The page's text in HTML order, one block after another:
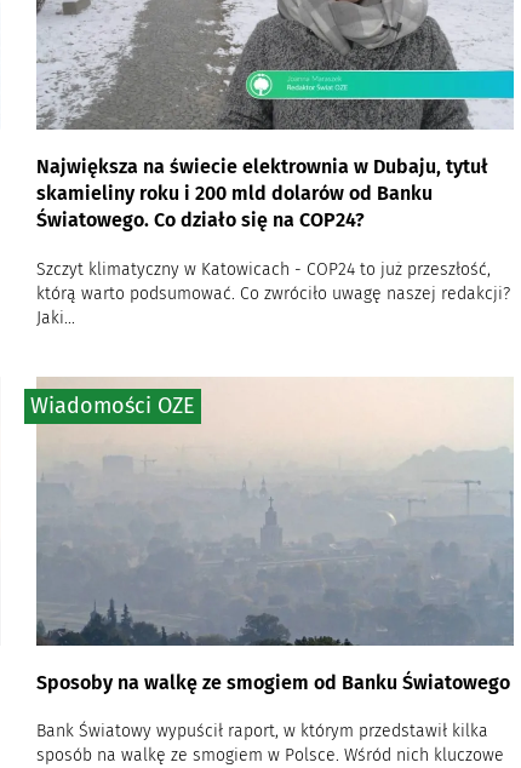
Największa na świecie elektrownia w Dubaju, tytuł
skamieliny roku i 200 mld dolarów od Banku
Światowego. Co działo się na COP24?
Szczyt klimatyczny w Katowicach - COP24 to już przeszłość,
którą warto podsumować. Co zwróciło uwagę naszej redakcji?
Jaki...
Sposoby na walkę ze smogiem od Banku Światowego
Bank Światowy wypuścił raport, w którym przedstawił kilka
sposób na walkę ze smogiem w Polsce. Wśród nich kluczowe
Wiadomości OZE